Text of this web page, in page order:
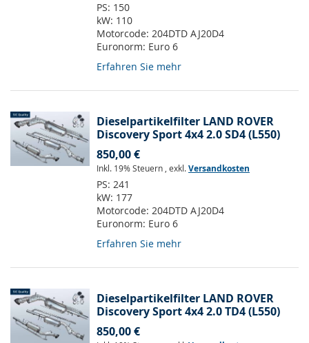
PS: 150
kW: 110
Motorcode: 204DTD AJ20D4
Euronorm: Euro 6
Erfahren Sie mehr
Dieselpartikelfilter LAND ROVER
Discovery Sport 4x4 2.0 SD4 (L550)
850,00 €
Inkl. 19% Steuern , exkl.Versandkosten
PS: 241
kW: 177
Motorcode: 204DTD AJ20D4
Euronorm: Euro 6
Erfahren Sie mehr
Dieselpartikelfilter LAND ROVER
Discovery Sport 4x4 2.0 TD4 (L550)
850,00 €